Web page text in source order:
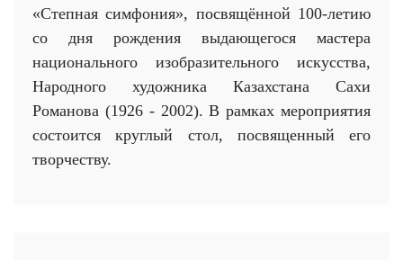
«Степная симфония», посвящённой 100-летию
со дня рождения выдающегося мастера
национального изобразительного искусства,
Народного художника Казахстана Сахи
Романова (1926 - 2002). В рамках мероприятия
состоится круглый стол, посвященный его
творчеству.